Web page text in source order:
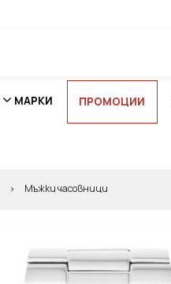
МАРКИ ПРОМОЦИИ
Мъжки часовници